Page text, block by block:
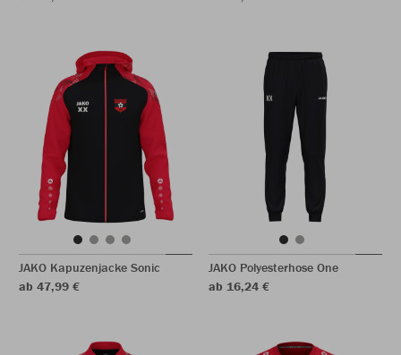
JAKO Kapuzenjacke Sonic
ab 47,99 €
JAKO Polyesterhose One
ab 16,24 €